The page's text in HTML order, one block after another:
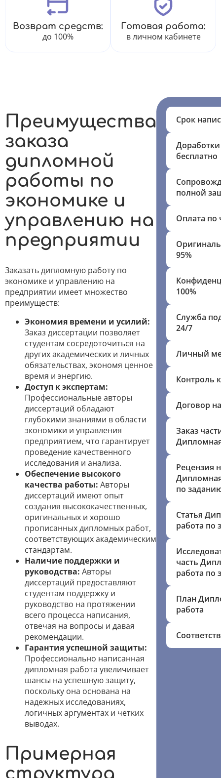
Возврат средств:
до 100%
Готовая работа:
в личном кабинете
Преимущества
заказа
дипломной
работы по
экономике и
управлению на
предприятии
Заказать дипломную работу по
экономике и управлению на
предприятии имеет множество
преимуществ:
Экономия времени и усилий:
Заказ диссертации позволяет
студентам сосредоточиться на
других академических и личных
обязательствах, экономя ценное
время и энергию.
Доступ к экспертам:
Профессиональные авторы
диссертаций обладают
глубокими знаниями в области
экономики и управления
предприятием, что гарантирует
проведение качественного
исследования и анализа.
Обеспечение высокого
качества работы: Авторы
диссертаций имеют опыт
создания высококачественных,
оригинальных и хорошо
прописанных дипломных работ,
соответствующих академическим
стандартам.
Наличие поддержки и
руководства: Авторы
диссертаций предоставляют
студентам поддержку и
руководство на протяжении
всего процесса написания,
отвечая на вопросы и давая
рекомендации.
Гарантия успешной защиты:
Профессионально написанная
дипломная работа увеличивает
шансы на успешную защиту,
поскольку она основана на
надежных исследованиях,
логичных аргументах и четких
выводах.
Примерная
структура
Срок
Доработки
бесплатно
полной
Оплата по
95%
100%
Служба
24/7
Личный
Контроль
Договор
Заказ
Рецензия
по
Статья
работа по
часть
работа по
План
работа